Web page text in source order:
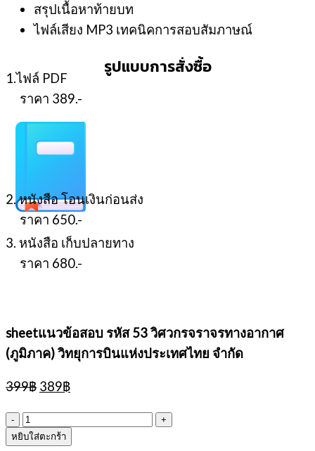
สรุปเนื้อหาท้ายบท
ไฟล์เสียง MP3 เทคนิคการสอบสัมภาษณ์
รูปแบบการสั่งซื้อ
1.ไฟล์ PDF
ราคา 389.-
2. หนังสือ โอนเงินก่อนส่ง
ราคา 650.-
3. หนังสือ เก็บปลายทาง
ราคา 680.-
sheetแนวข้อสอบ รหัส 53 วิศวกรจราจรทางอากาศ
(ภูมิภาค) วิทยุการบินแห่งประเทศไทย จำกัด
399฿ Original
was:
399฿.
389฿Current
is:
389฿.
จำนวน
sheetแนว
หยิบใส่ตะกร้า